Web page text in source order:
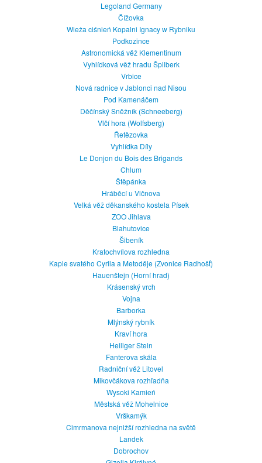
Legoland Germany
Čížovka
Wieża ciśnień Kopalni Ignacy w Rybniku
Podkozince
Astronomická věž Klementinum
Vyhlídková věž hradu Špilberk
Vrbice
Nová radnice v Jablonci nad Nisou
Pod Kamenáčem
Děčínský Sněžník (Schneeberg)
Vlčí hora (Wolfsberg)
Řetězovka
Vyhlídka Díly
Le Donjon du Bois des Brigands
Chlum
Štěpánka
Hráběcí u Vlčnova
Velká věž děkanského kostela Písek
ZOO Jihlava
Blahutovice
Šibeník
Kratochvílova rozhledna
Kaple svatého Cyrila a Metoděje (Zvonice Radhošť)
Hauenštejn (Horní hrad)
Krásenský vrch
Vojna
Barborka
Mlýnský rybník
Kraví hora
Heiliger Stein
Fanterova skála
Radniční věž Litovel
Mikovčákova rozhľadňa
Wysoki Kamień
Městská věž Mohelnice
Vrškamýk
Cimrmanova nejnižší rozhledna na světě
Landek
Dobrochov